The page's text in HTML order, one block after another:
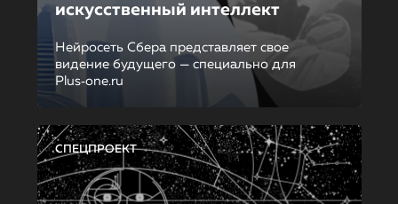
искусственный интеллект
Нейросеть Сбера представляет свое
видение будущего — специально для
Plus‑one.ru
СПЕЦПРОЕКТ